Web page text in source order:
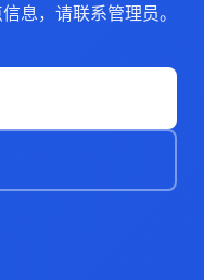
息，请联系管理员。